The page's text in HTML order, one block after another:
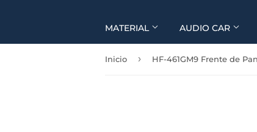
MATERIAL AUDIO CAR
Inicio ›